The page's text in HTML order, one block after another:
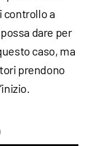
controllo a
dare per
caso, ma
prendono